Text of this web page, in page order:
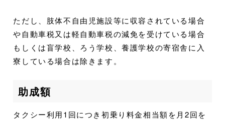
ただし、肢体不自由児施設等に収容されている場合
や自動車税又は軽自動車税の減免を受けている場合
もしくは盲学校、ろう学校、養護学校の寄宿舎に入
寮している場合は除きます。
助成額
タクシー利用1回につき初乗り料金相当額を月2回を